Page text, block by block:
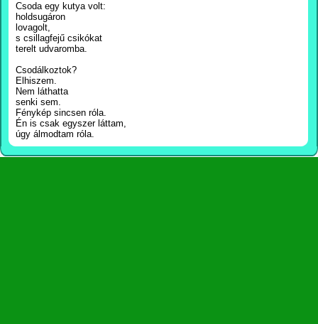
Csoda egy kutya volt:
holdsugáron
lovagolt,
s csillagfejű csikókat
terelt udvaromba.
Csodálkoztok?
Elhiszem.
Nem láthatta
senki sem.
Fénykép sincsen róla.
Én is csak egyszer láttam,
úgy álmodtam róla.